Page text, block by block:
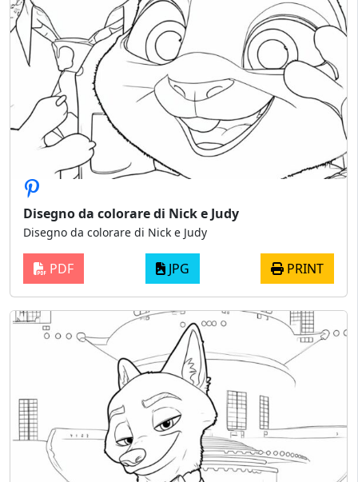
Disegno da colorare di Nick e Judy
Disegno da colorare di Nick e Judy
PDF JPG PRINT